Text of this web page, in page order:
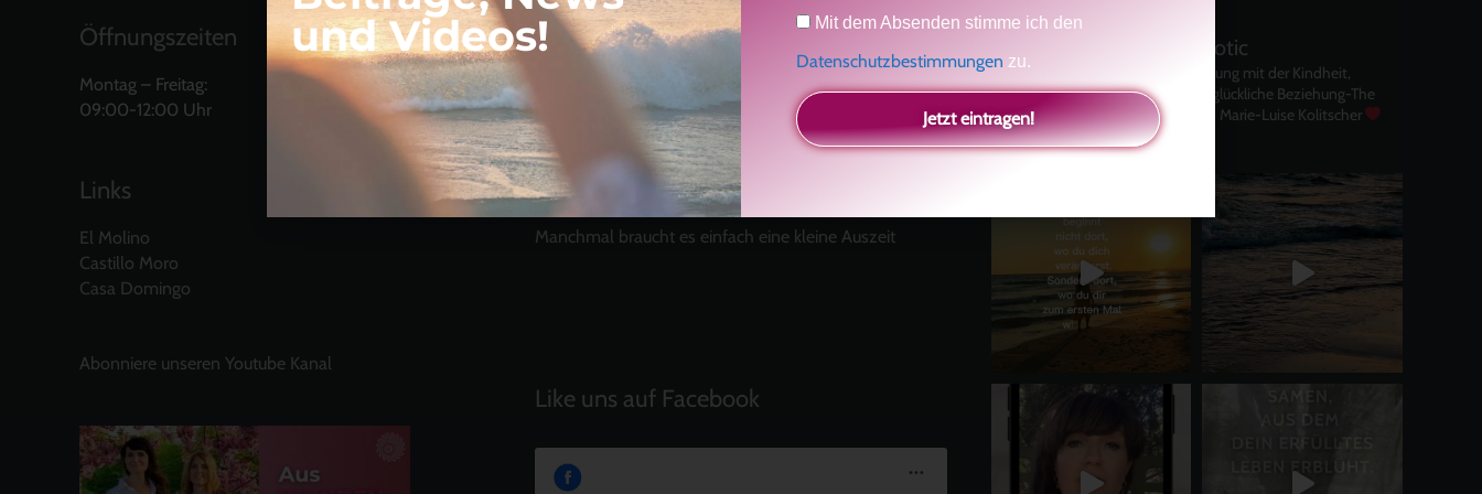
Öffnungszeiten
Montag – Freitag:
09:00-12:00 Uhr
Links
El Molino
Castillo Moro
Casa Domingo
Abonniere unseren Youtube Kanal
Neueste Beiträge
Ein Geschenk für dich
und eine besondere
Radikal ehrlich
Der Teil von dir, der gesehen werden möchte
Vielleicht geht es gar nicht darum, noch mehr zu
Manchmal braucht es einfach eine kleine Auszeit
Like uns auf Facebook
kolitscher.by.biotic
Selbstliebe, Aussöhnung mit der Kindheit,
Potenzial entfalten, glückliche Beziehung-The
Master KeyAsha und Marie-Luise Kolitscher
Sisterlove
und Videos!
Datenschutz
Mit dem Absenden stimme ich den
Datenschutzbestimmungen zu.
Jetzt eintragen!